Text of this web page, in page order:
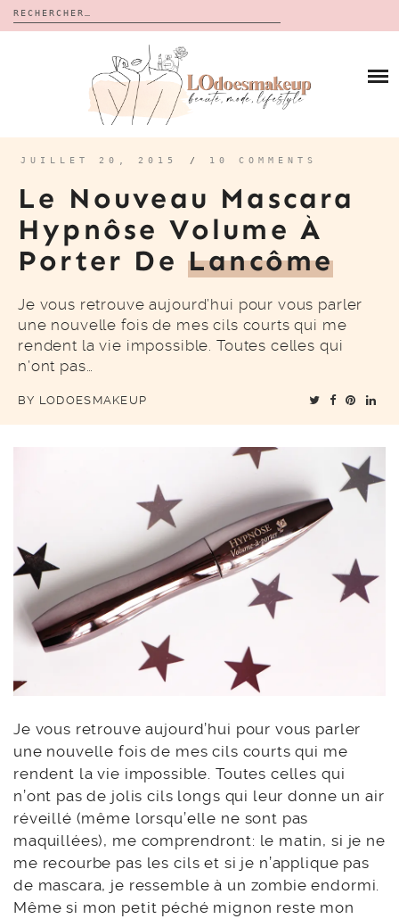
Rechercher :
CALENDRIERS DE L’AVENT
BON PLAN
À PROPOS
CONTACT
JUILLET 20, 2015 / 10 COMMENTS
Le Nouveau Mascara
Hypnôse Volume À
Porter De Lancôme
Je vous retrouve aujourd’hui pour vous parler
une nouvelle fois de mes cils courts qui me
rendent la vie impossible. Toutes celles qui
n’ont pas…
BY LODOESMAKEUP
Je vous retrouve aujourd’hui pour vous parler
une nouvelle fois de mes cils courts qui me
rendent la vie impossible. Toutes celles qui
n’ont pas de jolis cils longs qui leur donne un air
réveillé (même lorsqu’elle ne sont pas
maquillées), me comprendront: le matin, si je ne
me recourbe pas les cils et si je n’applique pas
de mascara, je ressemble à un zombie endormi.
Même si mon petit péché mignon reste mon